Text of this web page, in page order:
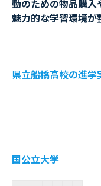
動のための物品購入
魅力的な学習環境が
県立船橋高校の進学
国公立大学